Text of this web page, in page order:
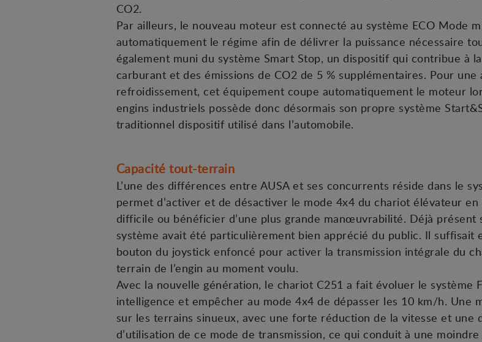
CO2.
Par ailleurs, le nouveau moteur est connecté au système ECO Mode
automatiquement le régime afin de délivrer la puissance nécessaire
également muni du système Smart Stop, un dispositif qui contribue à
carburant et des émissions de CO2 de 5 % supplémentaires. Pour
refroidissement, cet équipement coupe automatiquement le moteur
engins industriels possède donc désormais son propre système
traditionnel dispositif utilisé dans l’automobile.
Capacité tout-terrain
L’une des différences entre AUSA et ses concurrents réside dans le
permet d’activer et de désactiver le mode 4x4 du chariot élévateur
difficile ou bénéficier d’une plus grande manœuvrabilité. Déjà présent
système avait été particulièrement bien apprécié du public. Il
bouton du joystick enfoncé pour activer la transmission intégrale du
terrain de l’engin au moment voulu.
Avec la nouvelle génération, le chariot C251 a fait évoluer le système
intelligence et empêcher au mode 4x4 de dépasser les 10 km/h. Une
sur les terrains sinueux, avec une forte réduction de la vitesse et une
d’utilisation de ce mode de transmission, ce qui conduit à une